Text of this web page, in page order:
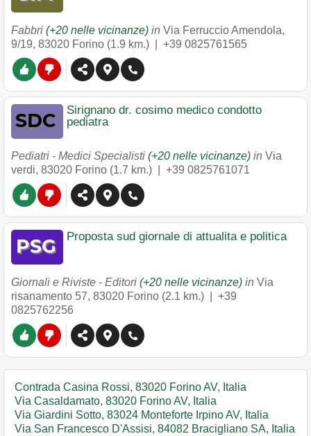
Fabbri (+20 nelle vicinanze) in Via Ferruccio Amendola,
9/19, 83020 Forino (1.9 km.) | +39 0825761565
Sirignano dr. cosimo medico condotto
pediatra
Pediatri - Medici Specialisti (+20 nelle vicinanze) in Via
verdi, 83020 Forino (1.7 km.) | +39 0825761071
Proposta sud giornale di attualita e politica
Giornali e Riviste - Editori (+20 nelle vicinanze) in Via
risanamento 57, 83020 Forino (2.1 km.) | +39
0825762256
Contrada Casina Rossi, 83020 Forino AV, Italia
Via Casaldamato, 83020 Forino AV, Italia
Via Giardini Sotto, 83024 Monteforte Irpino AV, Italia
Via San Francesco D'Assisi, 84082 Bracigliano SA, Italia